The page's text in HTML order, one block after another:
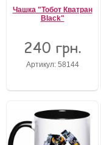
Чашка "Тобот Кватран
Black"
240 грн.
Артикул: 58144